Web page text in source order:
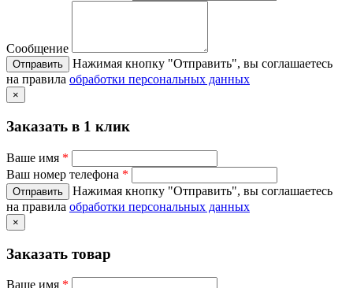
Сообщение
Нажимая кнопку "Отправить", вы соглашаетесь
на правила обработки персональных данных
×
Заказать в 1 клик
Ваше имя *
Ваш номер телефона *
Нажимая кнопку "Отправить", вы соглашаетесь
на правила обработки персональных данных
×
Заказать товар
Ваше имя *